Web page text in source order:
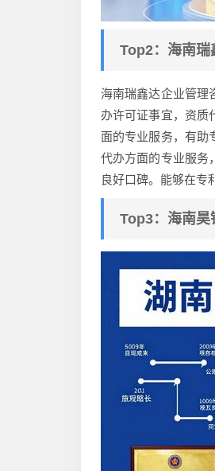
Top2：海南瑞
海南瑞鑫达企业管理
办许可证事宜，资质
面的专业服务，有助
代办方面的专业服务
良好口碑。能够在专
Top3：海南昊